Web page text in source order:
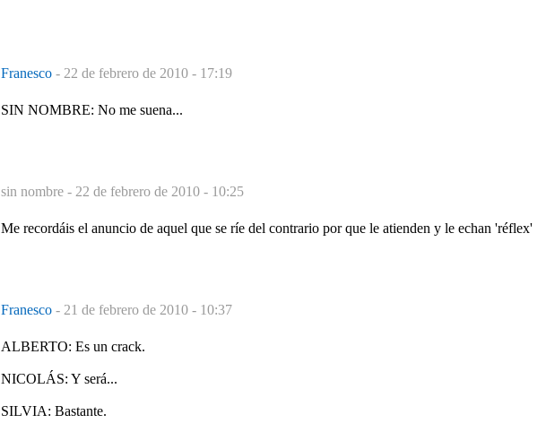
Franesco - 22 de febrero de 2010 - 17:19
SIN NOMBRE: No me suena...
sin nombre - 22 de febrero de 2010 - 10:25
Me recordáis el anuncio de aquel que se ríe del contrario por que le atienden y le echan 'réflex'
Franesco - 21 de febrero de 2010 - 10:37
ALBERTO: Es un crack.
NICOLÁS: Y será...
SILVIA: Bastante.